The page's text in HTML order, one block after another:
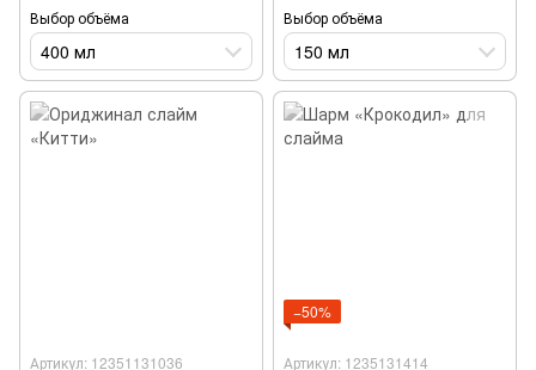
Выбор объёма
400 мл
Выбор объёма
150 мл
Артикул: 12351131036
−50%
Артикул: 1235131414